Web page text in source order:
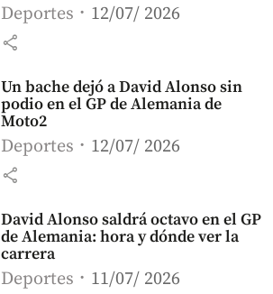
Deportes 12/07/ 2026
share
Un bache dejó a David Alonso sin
podio en el GP de Alemania de
Moto2
Deportes 12/07/ 2026
share
David Alonso saldrá octavo en el GP
de Alemania: hora y dónde ver la
carrera
Deportes 11/07/ 2026